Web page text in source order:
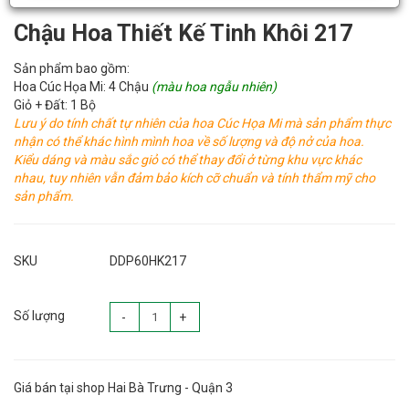
Chậu Hoa Thiết Kế Tinh Khôi 217
Sản phẩm bao gồm:
Hoa Cúc Họa Mi: 4 Chậu (màu hoa ngẫu nhiên)
Giỏ + Đất: 1 Bộ
Lưu ý do tính chất tự nhiên của hoa Cúc Họa Mi mà sản phẩm thực
nhận có thể khác hình mình hoa về số lượng và độ nở của hoa.
Kiểu dáng và màu sắc giỏ có thể thay đổi ở từng khu vực khác
nhau, tuy nhiên vẫn đảm bảo kích cỡ chuẩn và tính thẩm mỹ cho
sản phẩm.
SKU DDP60HK217
Số lượng - +
Giá bán tại shop Hai Bà Trưng - Quận 3